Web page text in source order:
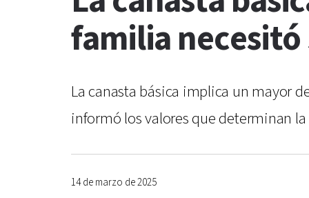
familia necesitó
La canasta básica implica un mayor
informó los valores que determinan
14 de marzo de 2025